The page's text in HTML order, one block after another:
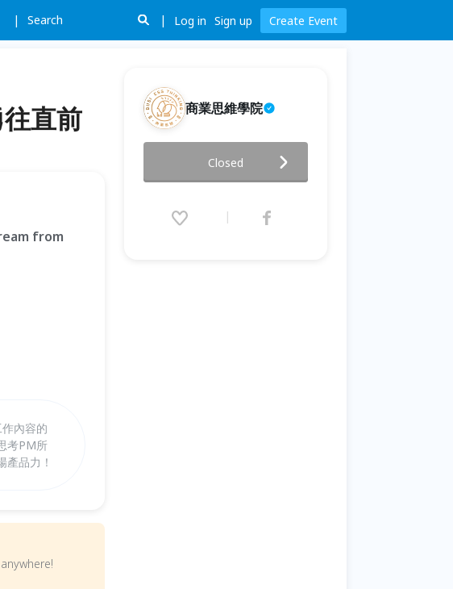
Search Log in Sign up Create Event
直前
from
內容的
考PM所
品力！
商業思維學院
維在職涯勇往直前
2021.05.18 (Tue) 20:00 - 22:00
Closed